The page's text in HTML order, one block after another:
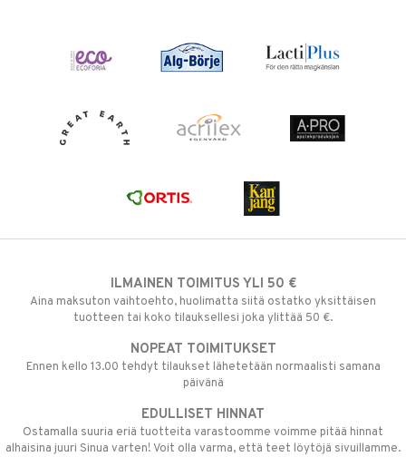
ILMAINEN TOIMITUS YLI 50 €
Aina maksuton vaihtoehto, huolimatta siitä ostatko yksittäisen
tuotteen tai koko tilauksellesi joka ylittää 50 €.
NOPEAT TOIMITUKSET
Ennen kello 13.00 tehdyt tilaukset lähetetään normaalisti samana
päivänä
EDULLISET HINNAT
Ostamalla suuria eriä tuotteita varastoomme voimme pitää hinnat
alhaisina juuri Sinua varten! Voit olla varma, että teet löytöjä sivuillamme.